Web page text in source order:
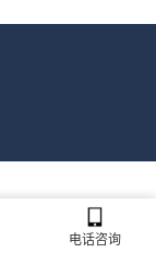
电话咨询